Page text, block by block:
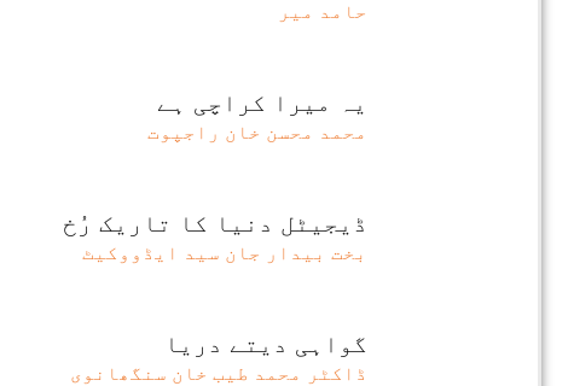
حامد میر
یہ میرا کراچی ہے
محمد محسن خان راجپوت
ڈیجیٹل دنیا کا تاریک رُخ
بخت بیدار جان سید ایڈووکیٹ
گواہی دیتے دریا
ڈاکٹر محمد طیب خان سنگھانوی